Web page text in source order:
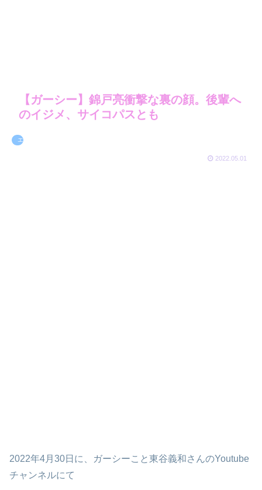
【ガーシー】錦戸亮衝撃な裏の顔。後輩へ
のイジメ、サイコパスとも
エンタメ
2022.05.01
2022年4月30日に、ガーシーこと東谷義和さんのYoutube
チャンネルにて